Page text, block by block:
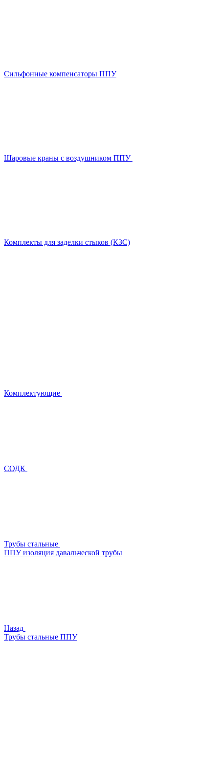
Сильфонные компенсаторы ППУ
Шаровые краны с воздушником ППУ
Комплекты для заделки стыков (КЗС)
Комплектующие
СОДК
Трубы стальные
ППУ изоляция давальческой трубы
Назад
Трубы стальные ППУ